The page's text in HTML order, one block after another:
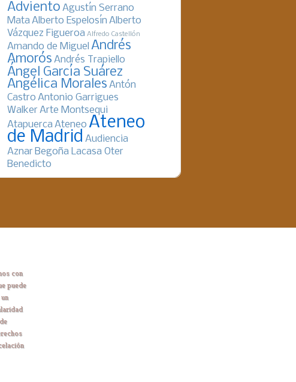
Adviento Agustín Serrano
Mata Alberto Espelosín Alberto
Vázquez Figueroa Alfredo Castellón
Amando de Miguel Andrés
Amorós Andrés Trapiello
Ángel García Suárez
Angélica Morales Antón
Castro Antonio Garrigues
Walker Arte Montsequi
Atapuerca Ateneo Ateneo
de Madrid Audiencia
Aznar Begoña Lacasa Oter
Benedicto
con
puede